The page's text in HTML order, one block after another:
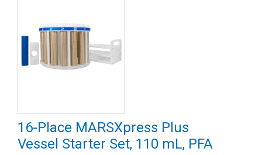
16-Place MARSXpress Plus
Vessel Starter Set, 110 mL, PFA